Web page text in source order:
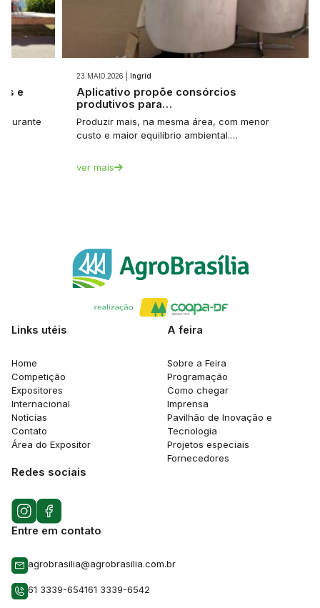
e
durante
23.MAIO.2026 | Ingrid
Aplicativo propõe consórcios
produtivos para…
Produzir mais, na mesma área, com menor
custo e maior equilíbrio ambiental.…
ver mais
Links utéis
Home
Competição
Expositores
Internacional
Notícias
Contato
Área do Expositor
A feira
Sobre a Feira
Programação
Como chegar
Imprensa
Pavilhão de Inovação e
Tecnologia
Projetos especiais
Fornecedores
Redes sociais
Entre em contato
agrobrasilia@agrobrasilia.com.br
61 3339-654161 3339-6542